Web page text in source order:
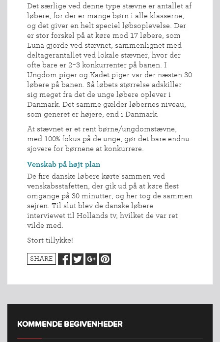
INDMELDELSE
KLUB
SPORTSGRENE
Det særlige ved denne type stævne er antallet af
løbere, for der er mange børn i alle klasserne,
og det giver en helt speciel løbsoplevelse. Der
er stor forskel på at køre mod 17 løbere, som
Luna gjorde ved stævnet, sammenlignet med
deltagerantallet ved lokale stævner, hvor der
ofte bare er 2-3 konkurrenter på banen. I
Ungdom piger og Kadet piger var der næsten 30
løbere på banen. Så løbets størrelse adskiller
sig meget fra det de unge løbere oplever i
Danmark. Det samme gælder løbernes niveau,
som generet er højere, end i Danmark.
At stævnet er et rent børne/ungdomstævne,
med 100% fokus på de unge, gør det bare endnu
sjovere for børnene at konkurrere.
Venskab på højt plan
De fire danske løbere kørte sammen ved
venskabsstafetten, der gik ud på at køre flest
omgange på 30 minutter, og her tog de sammen
sejren. Til slut blev de danske løbere
interviewet til Hollands tv, hvilket de var ret
vilde med.
Stort tillykke!
SHARE
KOMMENDE BEGIVENHEDER